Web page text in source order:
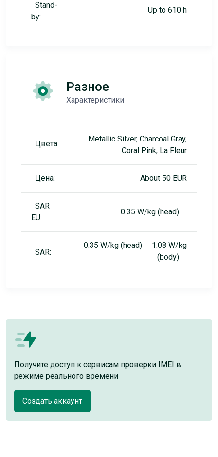
Stand-
by:
Up to 610 h
Разное
Характеристики
Цвета:
Metallic Silver, Charcoal Gray,
Coral Pink, La Fleur
Цена: About 50 EUR
SAR
EU:
0.35 W/kg (head)
SAR:
0.35 W/kg (head) 1.08 W/kg
(body)
Получите доступ к сервисам проверки IMEI в
режиме реального времени
Создать аккаунт